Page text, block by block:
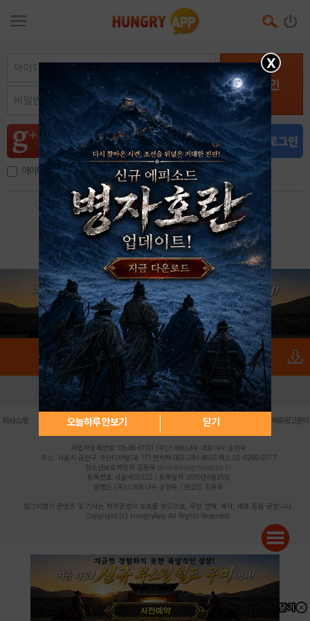
로그인
아이디, 이메일 저장
아이디 / 비밀번호 찾기 회원가입
X
오늘하루 안보기 닫기
로그인 PC버전 전체앱
회사소개 | 개인정보 처리방침 불법촬영물 신고센터 제휴광고문의
사업자등록번호:119-86-61101 (주)스마트나우 대표이사:송현두
주소: 서울시 금천구 가산디지털1로 171 연락처:063-284-8635 팩스:02-6265-0377
청소년보호책임자:김동욱 desk@hungryapp.co.kr
등록번호:서울아02322 | 등록일자:2016년4월25일
발행인:(주)스마트나우 송현두 | 편집인:김동욱
헝그리앱의 콘텐츠 및 기사는 저작권법의 보호를 받으므로, 무단 전재, 복사, 배포 등을 금합니다.
Copyright (c) HungryApp All Rights Reserved.